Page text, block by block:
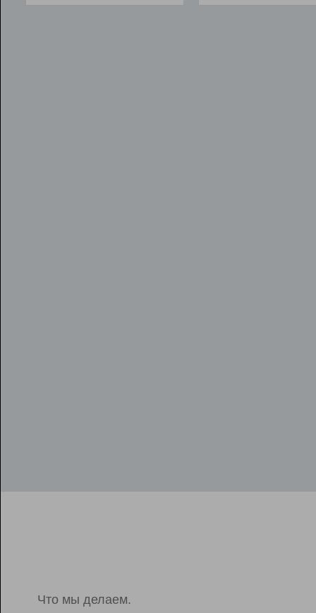
Что мы делаем.